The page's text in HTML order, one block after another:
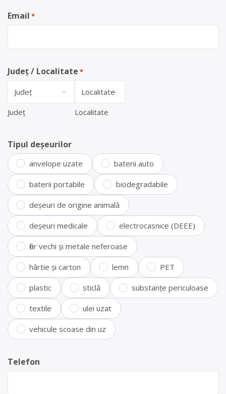
Email *
Județ / Localitate *
Județ Localitate
Tipul deșeurilor
anvelope uzate baterii auto
baterii portabile biodegradabile
deșeuri de origine animală
deșeuri medicale electrocasnice (DEEE)
fier vechi și metale neferoase
hârtie și carton lemn PET
plastic sticlă substanțe periculoase
textile ulei uzat
vehicule scoase din uz
Telefon